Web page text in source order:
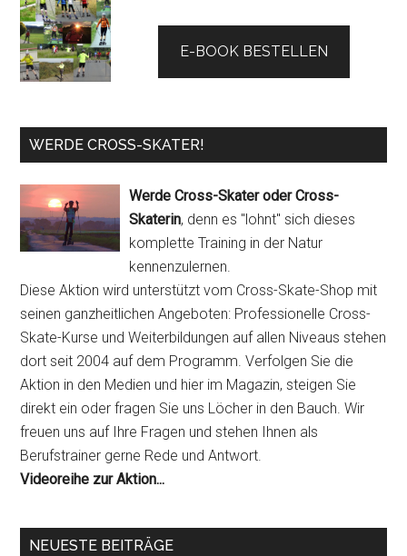
E-BOOK BESTELLEN
WERDE CROSS-SKATER!
Werde Cross-Skater oder Cross-
Skaterin, denn es "lohnt" sich dieses
komplette Training in der Natur
kennenzulernen.
Diese Aktion wird unterstützt vom Cross-Skate-Shop mit
seinen ganzheitlichen Angeboten: Professionelle Cross-
Skate-Kurse und Weiterbildungen auf allen Niveaus stehen
dort seit 2004 auf dem Programm. Verfolgen Sie die
Aktion in den Medien und hier im Magazin, steigen Sie
direkt ein oder fragen Sie uns Löcher in den Bauch. Wir
freuen uns auf Ihre Fragen und stehen Ihnen als
Berufstrainer gerne Rede und Antwort.
Videoreihe zur Aktion...
NEUESTE BEITRÄGE